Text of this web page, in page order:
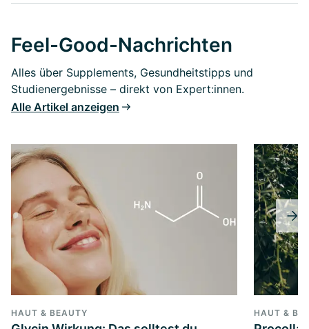
Feel-Good-Nachrichten
Alles über Supplements, Gesundheitstipps und
Studienergebnisse – direkt von Expert:innen.
Alle Artikel anzeigen
HAUT & BEAUTY HAUT &